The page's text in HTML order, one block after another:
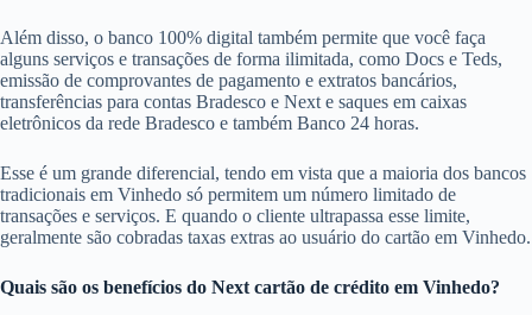
Além disso, o banco 100% digital também permite que você faça
alguns serviços e transações de forma ilimitada, como Docs e Teds,
emissão de comprovantes de pagamento e extratos bancários,
transferências para contas Bradesco e Next e saques em caixas
eletrônicos da rede Bradesco e também Banco 24 horas.
Esse é um grande diferencial, tendo em vista que a maioria dos bancos
tradicionais em Vinhedo só permitem um número limitado de
transações e serviços. E quando o cliente ultrapassa esse limite,
geralmente são cobradas taxas extras ao usuário do cartão em Vinhedo.
Quais são os benefícios do Next cartão de crédito em Vinhedo?